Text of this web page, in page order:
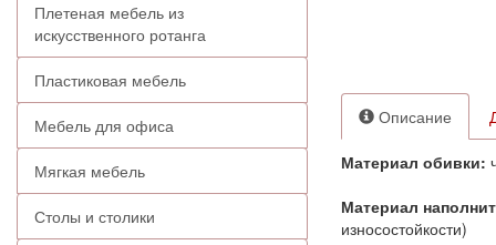
Плетеная мебель из
искусственного ротанга
Пластиковая мебель
Мебель для офиса
Мягкая мебель
Столы и столики
Описание
Материал обивки:
Материал
износостойкости)